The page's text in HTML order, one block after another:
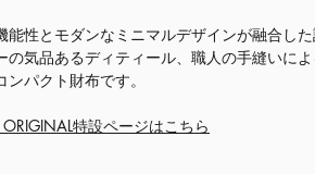
能性とモダンなミニマルデザインが融合し
の気品あるディティール、職人の手縫いに
ンパクト財布です。
特設ページはこちら